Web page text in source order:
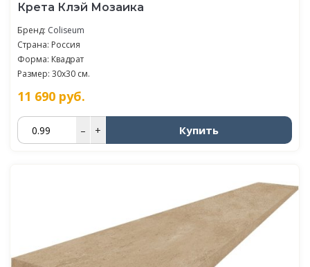
Крета Клэй Мозаика
Бренд: Coliseum
Страна: Россия
Форма: Квадрат
Размер: 30x30 см.
11 690 руб.
– + Купить